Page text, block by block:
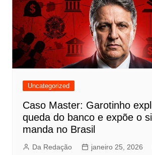
Uncategorized
Caso Master: Garotinho
queda do banco e expõe o
manda no Brasil
Da Redação janeiro 25, 2026